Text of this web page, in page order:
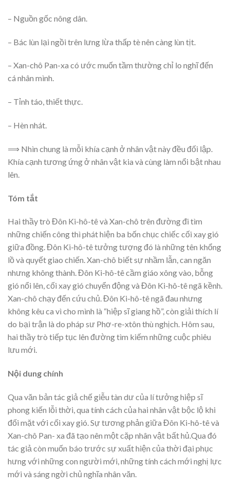
– Nguồn gốc nông dân.
– Bác lùn lại ngồi trên lưng lừa thấp tè nên càng lùn tịt.
– Xan-chô Pan-xa có ước muốn tầm thường chỉ lo nghĩ đến
cá nhân mình.
– Tỉnh táo, thiết thực.
– Hèn nhát.
⟹ Nhìn chung là mỗi khía cạnh ở nhân vật này đều đối lập.
Khía cạnh tương ứng ở nhân vật kia và cùng làm nổi bật nhau
lên.
Tóm tắt
Hai thầy trò Đôn Ki-hô-tê và Xan-chô trên đường đi tìm
những chiến công thì phát hiện ba bốn chục chiếc cối xay gió
giữa đồng. Đôn Ki-hô-tê tưởng tượng đó là những tên khổng
lồ và quyết giao chiến. Xan-chô biết sự nhầm lẫn, can ngăn
nhưng không thành. Đôn Ki-hô-tê cầm giáo xông vào, bỗng
gió nổi lên, cối xay gió chuyển động và Đôn Ki-hô-tê ngã kềnh.
Xan-chô chạy đến cứu chủ. Đôn Ki-hô-tê ngã đau nhưng
không kêu ca vì cho mình là “hiệp sĩ giang hồ”, còn giải thích lí
do bại trận là do pháp sư Phơ-re-xtôn thù nghịch. Hôm sau,
hai thầy trò tiếp tục lên đường tìm kiếm những cuộc phiêu
lưu mới.
Nội dung chính
Qua văn bản tác giả chế giễu tàn dư của lí tưởng hiệp sĩ
phong kiến lỗi thời, qua tính cách của hai nhân vật bộc lộ khi
đối mặt với cối xay gió. Sự tương phản giữa Đôn Ki-hô-tê và
Xan-chô Pan- xa đã tạo nên một cặp nhân vật bất hủ.Qua đó
tác giả còn muốn báo trước sự xuất hiện của thời đại phục
hưng với những con người mới, những tính cách mới nghị lực
mới và sáng ngời chủ nghĩa nhân văn.